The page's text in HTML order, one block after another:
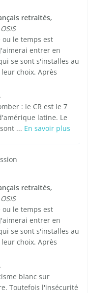
retraités,
ou le temps est
entrer en
se sont s'installes au
choix. Après
: le CR est le 7
latine. Le
... En savoir plus
retraités,
ou le temps est
entrer en
se sont s'installes au
choix. Après
blanc sur
Toutefois l'insécurité